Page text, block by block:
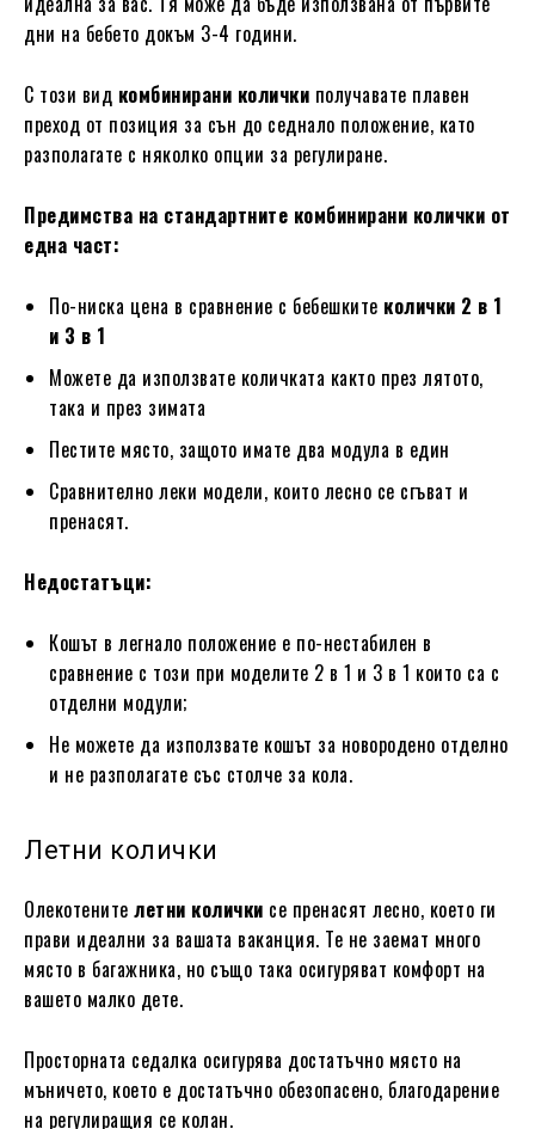
дни на бебето докъм 3-4 години.
С този вид комбинирани колички получавате плавен
преход от позиция за сън до седнало положение, като
разполагате с няколко опции за регулиране.
Предимства на стандартните комбинирани колички от
една част:
По-ниска цена в сравнение с бебешките колички 2 в 1
и 3 в 1
Можете да използвате количката както през лятото,
така и през зимата
Пестите място, защото имате два модула в един
Сравнително леки модели, които лесно се сгъват и
пренасят.
Недостатъци:
Кошът в легнало положение е по-нестабилен в
сравнение с този при моделите 2 в 1 и 3 в 1 които са с
отделни модули;
Не можете да използвате кошът за новородено отделно
и не разполагате със столче за кола.
Летни колички
Олекотените летни колички се пренасят лесно, което ги
прави идеални за вашата ваканция. Те не заемат много
място в багажника, но също така осигуряват комфорт на
вашето малко дете.
Просторната седалка осигурява достатъчно място на
мъничето, което е достатъчно обезопасено, благодарение
на регулиращия се колан.